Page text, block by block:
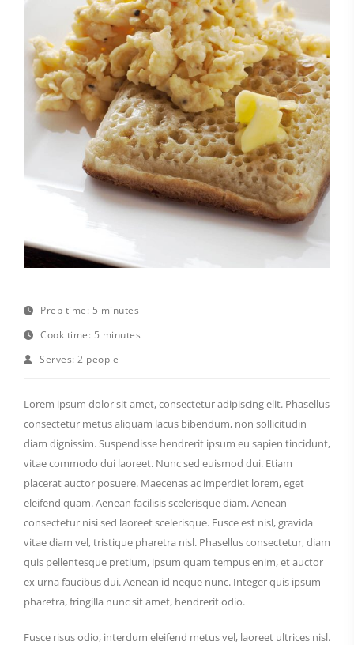
Prep time: 5 minutes
Cook time: 5 minutes
Serves: 2 people
Lorem ipsum dolor sit amet, consectetur adipiscing elit. Phasellus
consectetur metus aliquam lacus bibendum, non sollicitudin
diam dignissim. Suspendisse hendrerit ipsum eu sapien tincidunt,
vitae commodo dui laoreet. Nunc sed euismod dui. Etiam
placerat auctor posuere. Maecenas ac imperdiet lorem, eget
eleifend quam. Aenean facilisis scelerisque diam. Aenean
consectetur nisi sed laoreet scelerisque. Fusce est nisl, gravida
vitae diam vel, tristique pharetra nisl. Phasellus consectetur, diam
quis pellentesque pretium, ipsum quam tempus enim, et auctor
ex urna faucibus dui. Aenean id neque nunc. Integer quis ipsum
pharetra, fringilla nunc sit amet, hendrerit odio.
Fusce risus odio, interdum eleifend metus vel, laoreet ultrices nisl.